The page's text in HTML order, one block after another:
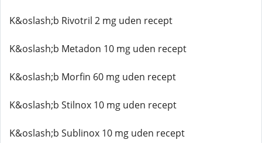
K&oslash;b Rivotril 2 mg uden recept
K&oslash;b Metadon 10 mg uden recept
K&oslash;b Morfin 60 mg uden recept
K&oslash;b Stilnox 10 mg uden recept
K&oslash;b Sublinox 10 mg uden recept